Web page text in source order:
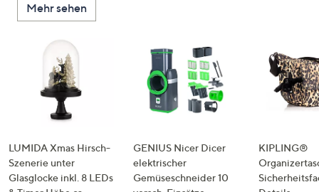
Mehr sehen
LUMIDA Xmas Hirsch-
Szenerie unter
Glasglocke inkl. 8 LEDs
GENIUS Nicer Dicer
elektrischer
Gemüseschneider 10
KIPLING®